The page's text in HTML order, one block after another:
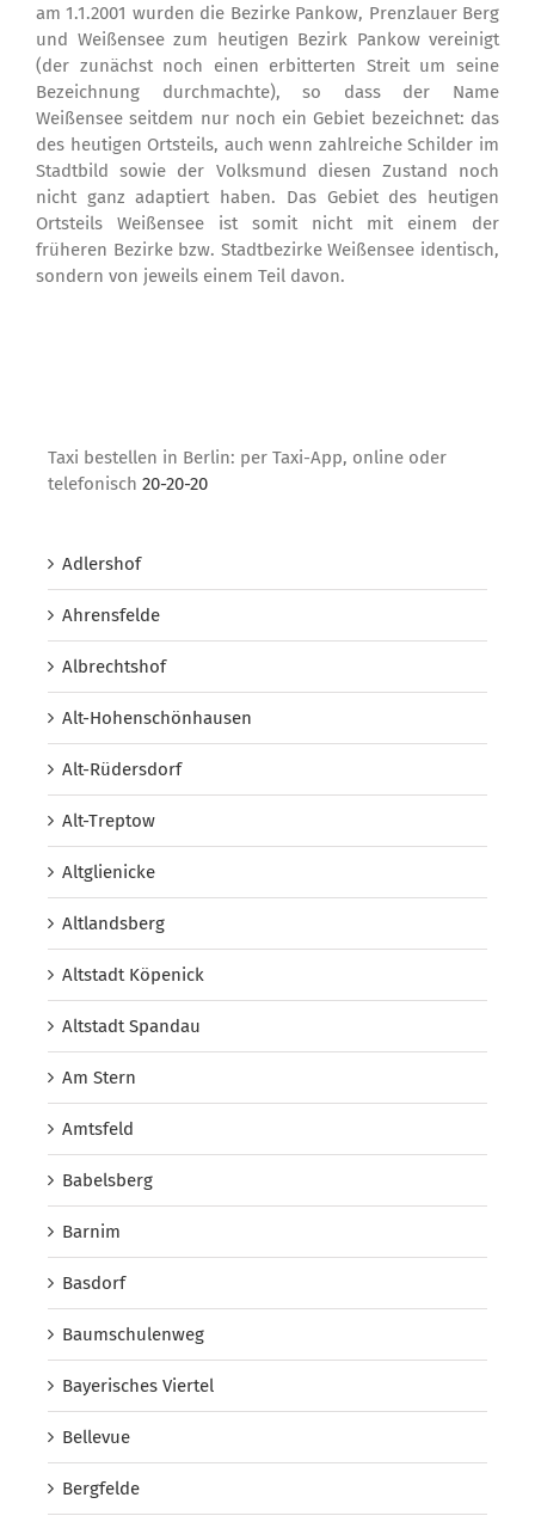
am 1.1.2001 wurden die Bezirke Pankow, Prenzlauer Berg
und Weißensee zum heutigen Bezirk Pankow vereinigt
(der zunächst noch einen erbitterten Streit um seine
Bezeichnung durchmachte), so dass der Name
Weißensee seitdem nur noch ein Gebiet bezeichnet: das
des heutigen Ortsteils, auch wenn zahlreiche Schilder im
Stadtbild sowie der Volksmund diesen Zustand noch
nicht ganz adaptiert haben. Das Gebiet des heutigen
Ortsteils Weißensee ist somit nicht mit einem der
früheren Bezirke bzw. Stadtbezirke Weißensee identisch,
sondern von jeweils einem Teil davon.
Taxi bestellen in Berlin: per Taxi-App, online oder
telefonisch 20-20-20
Adlershof
Ahrensfelde
Albrechtshof
Alt-Hohenschönhausen
Alt-Rüdersdorf
Alt-Treptow
Altglienicke
Altlandsberg
Altstadt Köpenick
Altstadt Spandau
Am Stern
Amtsfeld
Babelsberg
Barnim
Basdorf
Baumschulenweg
Bayerisches Viertel
Bellevue
Bergfelde